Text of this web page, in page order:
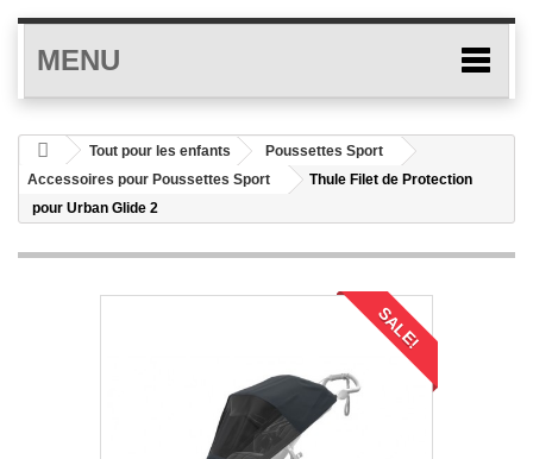
MENU
Tout pour les enfants
Poussettes Sport
Accessoires pour Poussettes Sport
Thule Filet de Protection
pour Urban Glide 2
SALE!